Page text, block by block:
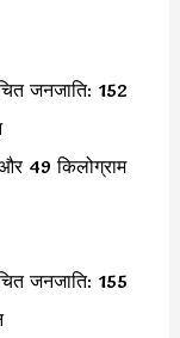
जनजाति: 152
49 किलोग्राम
जनजाति: 155